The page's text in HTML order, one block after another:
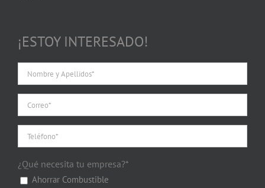
¡ESTOY INTERESADO!
¿Qué necesita tu empresa?*
Ahorrar Combustible